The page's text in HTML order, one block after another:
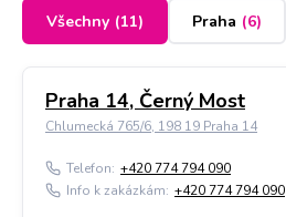
Všechny (11) Praha (6)
Praha 14, Černý Most
Chlumecká 765/6, 198 19 Praha 14
Telefon: +420 774 794 090
Info k zakázkám: +420 774 794 090